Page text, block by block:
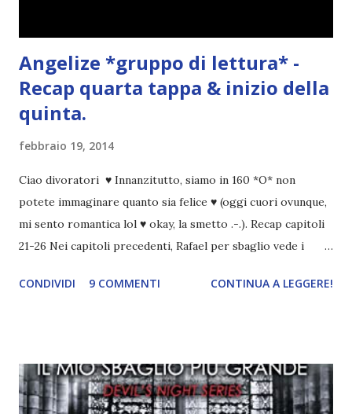
Angelize *gruppo di lettura* -
Recap quarta tappa & inizio della
quinta.
febbraio 19, 2014
Ciao divoratori ♥ Innanzitutto, siamo in 160 *O* non
potete immaginare quanto sia felice ♥ (oggi cuori ovunque,
mi sento romantica lol ♥ okay, la smetto .-.). Recap capitoli
21-26 Nei capitoli precedenti, Rafael per sbaglio vede i
incontrano e Hesediel mostra loro come combattere i puri.
angelo puro, Elemiah. Ma, a differenza di cosa pensano,
l'angelo non ha intenzione di fare una strage, piuttosto è lì
CONDIVIDI 9 COMMENTI CONTINUA A LEGGERE!